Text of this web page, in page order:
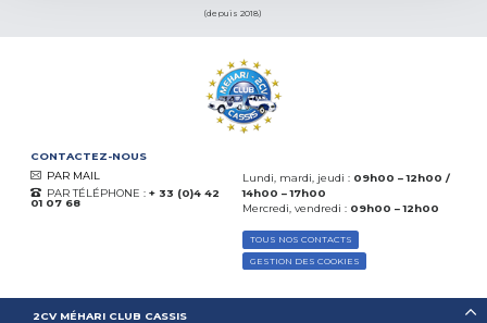
(depuis 2018)
CONTACTEZ-NOUS
PAR MAIL
PAR TÉLÉPHONE : + 33 (0)4 42
01 07 68
Lundi, mardi, jeudi : 09h00 – 12h00 /
14h00 – 17h00
Mercredi, vendredi : 09h00 – 12h00
TOUS NOS CONTACTS
GESTION DES COOKIES
2CV MÉHARI CLUB CASSIS